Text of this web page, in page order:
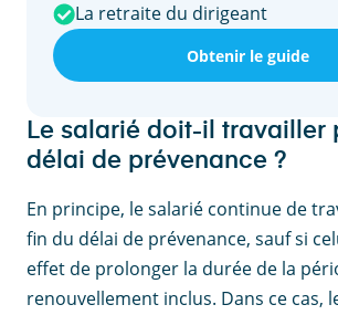
La retraite du dirigeant
Obtenir le guide
Le salarié doit-il travailler
délai de prévenance ?
En principe, le salarié continue de
fin du délai de prévenance, sauf si
effet de prolonger la durée de la
renouvellement inclus. Dans ce cas,